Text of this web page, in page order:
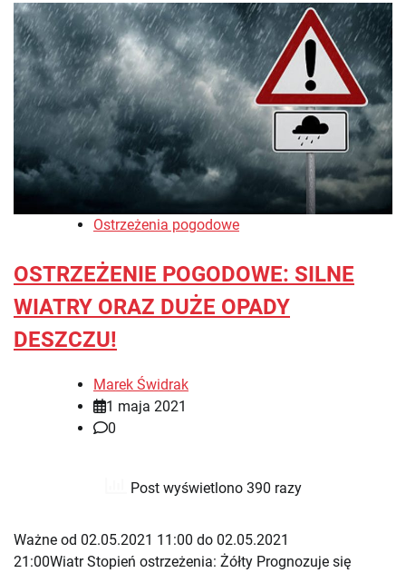
Ostrzeżenia pogodowe
OSTRZEŻENIE POGODOWE: SILNE
WIATRY ORAZ DUŻE OPADY
DESZCZU!
Marek Świdrak
1 maja 2021
0
Post wyświetlono 390 razy
Ważne od 02.05.2021 11:00 do 02.05.2021
21:00Wiatr Stopień ostrzeżenia: Żółty Prognozuje się